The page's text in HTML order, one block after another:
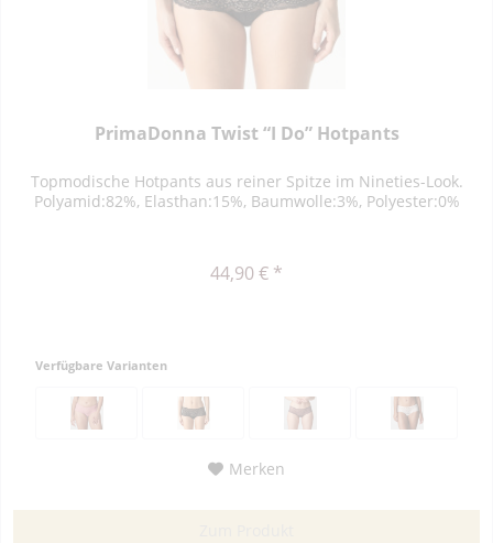
PrimaDonna Twist “I Do” Hotpants
Topmodische Hotpants aus reiner Spitze im Nineties-Look.
Polyamid:82%, Elasthan:15%, Baumwolle:3%, Polyester:0%
44,90 € *
Verfügbare Varianten
Merken